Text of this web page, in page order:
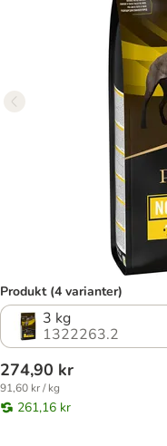
Produkt (4 varianter)
3 kg
1322263.2
274,90 kr
91,60 kr / kg
261,16 kr